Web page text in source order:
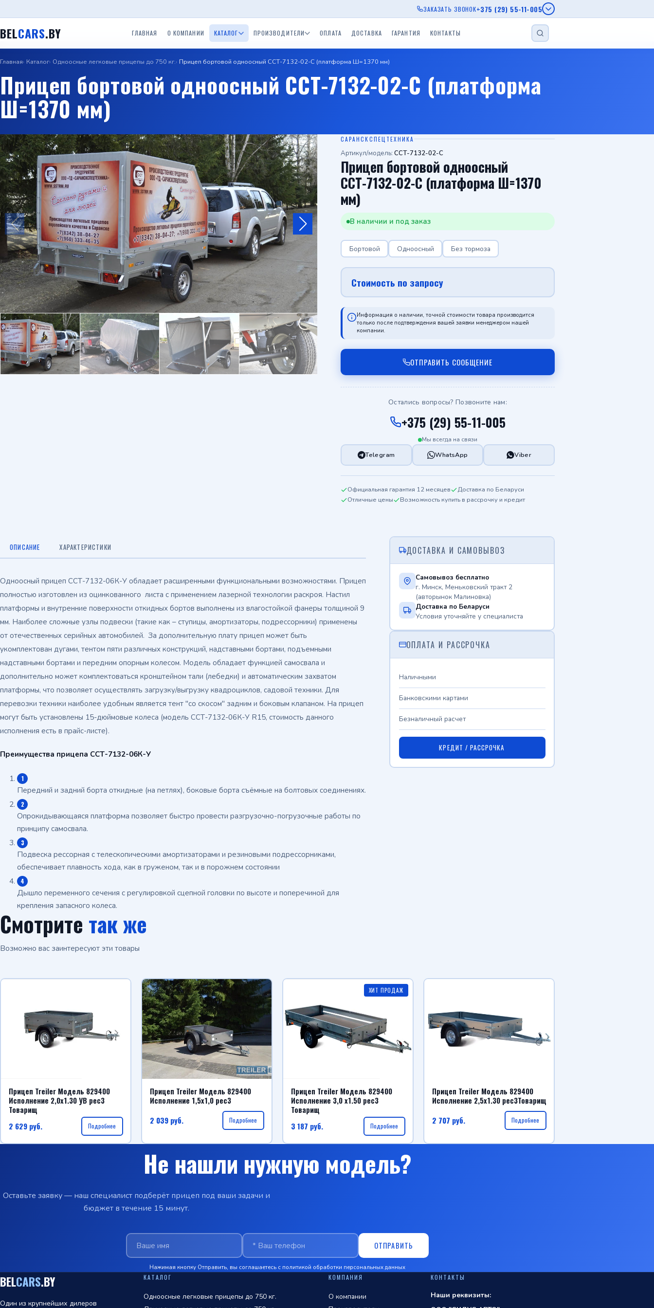
ЗАКАЗАТЬ ЗВОНОК+375 (29) 55-11-005
WhatsApp
BELCARS.BY ГЛАВНАЯ О КОМПАНИИ КАТАЛОГ
Одноосные легковые
прицепы до 750 кг.
Двухосные легковые
прицепы до 750 кг.
Прицепы для водной
техники (лодочные)
Прицепы с бортом
Двухосные прицепы с
Прицепы автовозы Прицеп для гидроциклов Лодки и катера
воде
ПРОИЗВОДИТЕЛИ
Прицепы Экспедиция
Прицепы Вектор (ЛАВ)
Прицепы Respo Прицепы Tiki
ОПЛАТА ДОСТАВКА ГАРАНТИЯ КОНТАКТЫ
Главная Каталог Одноосные легковые прицепы до 750 кг. Прицеп бортовой одноосный ССТ-7132-02-С (платформа Ш=1370 мм)
Прицеп бортовой одноосный ССТ-7132-02-С (платформа
Ш=1370 мм)
САРАНСКСПЕЦТЕХНИКА
Артикул/модель: ССТ-7132-02-С
Прицеп бортовой одноосный
ССТ-7132-02-С (платформа Ш=1370
мм)
В наличии и под заказ
Бортовой Одноосный Без тормоза
Стоимость по запросу
Информация о наличии, точной стоимости товара производится
только после подтверждения вашей заявки менеджером нашей
компании.
ОТПРАВИТЬ СООБЩЕНИЕ
Остались вопросы? Позвоните нам:
+375 (29) 55-11-005
Мы всегда на связи
Telegram WhatsApp Viber
Официальная гарантия 12 месяцев
Доставка по Беларуси
Отличные цены
Возможность купить в рассрочку и кредит
ОПИСАНИЕ ХАРАКТЕРИСТИКИ
Одноосный прицеп ССТ-7132-06К-У обладает расширенными функциональными возможностями. Прицеп
полностью изготовлен из оцинкованного листа с применением лазерной технологии раскроя. Настил
платформы и внутренние поверхности откидных бортов выполнены из влагостойкой фанеры толщиной 9
мм. Наиболее сложные узлы подвески (такие как – ступицы, амортизаторы, подрессорники) применены
от отечественных серийных автомобилей. За дополнительную плату прицеп может быть
укомплектован дугами, тентом пяти различных конструкций, надставными бортами, подъемными
надставными бортами и передним опорным колесом. Модель обладает функцией самосвала и
дополнительно может комплектоваться кронштейном тали (лебедки) и автоматическим захватом
платформы, что позволяет осуществлять загрузку/выгрузку квадроциклов, садовой техники. Для
перевозки техники наиболее удобным является тент "со скосом" задним и боковым клапаном. На прицеп
могут быть установлены 15-дюймовые колеса (модель ССТ-7132-06К-У R15, стоимость данного
исполнения есть в прайс-листе).
Преимущества прицепа ССТ-7132-06К-У
Передний и задний борта откидные (на петлях), боковые борта съёмные на болтовых соединениях.
Опрокидывающаяся платформа позволяет быстро провести разгрузочно-погрузочные работы по
принципу самосвала.
Подвеска рессорная с телескопическими амортизаторами и резиновыми подрессорниками,
обеспечивает плавность хода, как в груженом, так и в порожнем состоянии
Дышло переменного сечения с регулировкой сцепной головки по высоте и поперечиной для
крепления запасного колеса.
ДОСТАВКА И САМОВЫВОЗ
Самовывоз бесплатно
г. Минск, Меньковский тракт 2
(авторынок Малиновка)
Доставка по Беларуси
Условия уточняйте у специалиста
ОПЛАТА И РАССРОЧКА
Наличными
Банковскими картами
Безналичный расчет
КРЕДИТ / РАССРОЧКА
Смотрите так же
Возможно вас заинтересуют эти товары
Прицеп Treiler Модель 829400
Исполнение 2,0х1.30 УВ рес3
Товарищ
2 629 руб. Подробнее
Прицеп Treiler Модель 829400
Исполнение 1,5х1,0 рес3
2 039 руб. Подробнее
ХИТ ПРОДАЖ
Прицеп Treiler Модель 829400
Исполнение 3,0 х1.50 рес3
Товарищ
3 187 руб. Подробнее
Прицеп Treiler Модель 829400
Исполнение 2,5х1.30 рес3Товарищ
2 707 руб. Подробнее
Не нашли нужную модель?
Оставьте заявку — наш специалист подберёт прицеп под ваши задачи и
бюджет в течение 15 минут.
ОТПРАВИТЬ
Нажимая кнопку Отправить, вы соглашаетесь с политикой обработки персональных данных
BELCARS.BY
Один из крупнейших дилеров
КАТАЛОГ
Одноосные легковые прицепы до 750 кг.
КОМПАНИЯ
О компании
КОНТАКТЫ
Наши реквизиты: